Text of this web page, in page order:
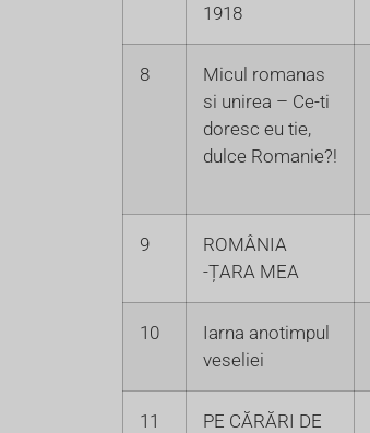
1918
8
Micul romanas
si unirea – Ce-ti
doresc eu tie,
dulce Romanie?!
9
ROMÂNIA
-ȚARA MEA
10
Iarna anotimpul
veseliei
11
PE CĂRĂRI DE